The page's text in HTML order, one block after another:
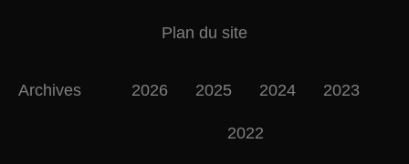
Plan du site
Archives 2026 2025 2024 2023
2022